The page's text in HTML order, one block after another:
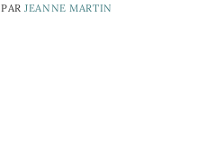
PAR JEANNE MARTIN